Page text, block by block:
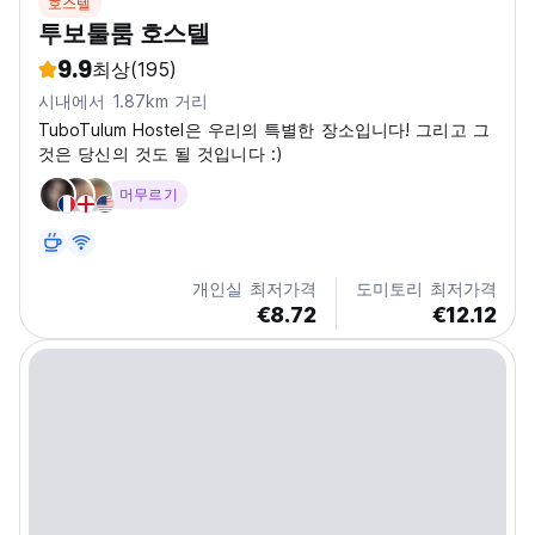
투보툴룸 호스텔
9.9최상(195)
시내에서 1.87km 거리
TuboTulum Hostel은 우리의 특별한 장소입니다! 그리고 그
것은 당신의 것도 될 것입니다 :)
머무르기
개인실 최저가격
€8.72
도미토리 최저가격
€12.12